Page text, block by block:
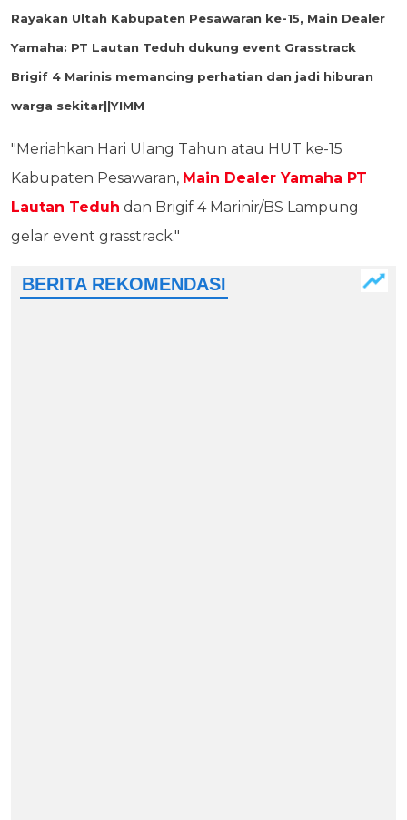
Rayakan Ultah Kabupaten Pesawaran ke-15, Main Dealer
Yamaha: PT Lautan Teduh dukung event Grasstrack
Brigif 4 Marinis memancing perhatian dan jadi hiburan
warga sekitar||YIMM
"Meriahkan Hari Ulang Tahun atau HUT ke-15
Kabupaten Pesawaran, Main Dealer Yamaha PT
Lautan Teduh dan Brigif 4 Marinir/BS Lampung
gelar event grasstrack."